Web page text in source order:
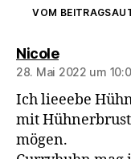
VOM
Nicolesagt:
28. Mai 2022 um
Ich lieeebe
mit
mögen.